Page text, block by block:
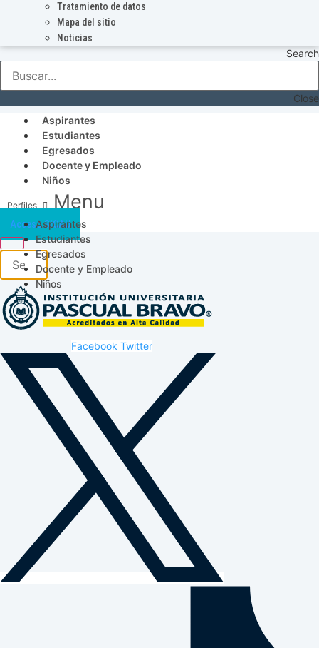
Tratamiento de datos
Mapa del sitio
Noticias
Search
Close
Aspirantes
Estudiantes
Egresados
Docente y Empleado
Niños
Menu
Aspirantes
Estudiantes
Egresados
Docente y Empleado
Niños
Acceso SICAU
Facebook Twitter